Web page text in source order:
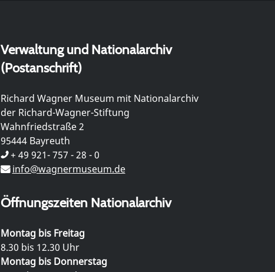
Verwaltung und Nationalarchiv
(Postanschrift)
Richard Wagner Museum mit Nationalarchiv
der Richard-Wagner-Stiftung
Wahnfriedstraße 2
95444 Bayreuth
+ 49 921- 757 - 28 - 0
info@wagnermuseum.de
Öffnungszeiten Nationalarchiv
Montag bis Freitag
8.30 bis 12.30 Uhr
Montag bis Donnerstag